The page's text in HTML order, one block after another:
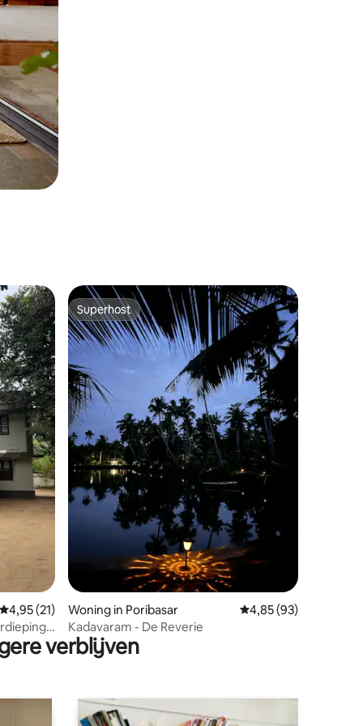
Gemiddelde beoordeling van 4,95 op 5, 21 recensies
4,95 (21)
Superhost
Superhost
Woning in Poribasar Gemiddelde
4,85 (93)
Kadavaram - De Reverie
verblijven